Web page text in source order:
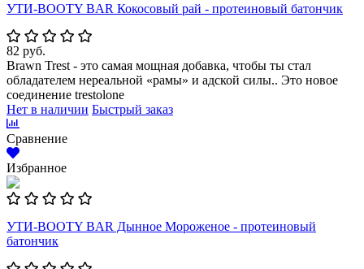
УТИ-BOOTY BAR Кокосовый рай - протеиновый батончик
82 руб.
Brawn Trest - это самая мощная добавка, чтобы ты стал
обладателем нереальной «рамы» и адской силы.. Это новое
соединение trestolone
Нет в наличии Быстрый заказ
Сравнение
Избранное
УТИ-BOOTY BAR Дынное Мороженое - протеиновый
батончик